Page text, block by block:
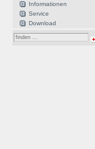
Informationen
Service
Download